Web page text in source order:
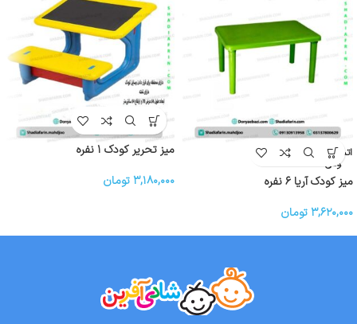
اتمام موج
ودی
میز کودک آریا ۶ نفره
۳,۶۲۰,۰۰۰ تومان
میز تحریر کودک ۱ نفره
۳,۱۸۰,۰۰۰ تومان